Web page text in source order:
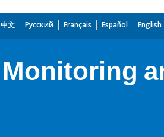
English
Español
Français
Русский
中文
Monitoring